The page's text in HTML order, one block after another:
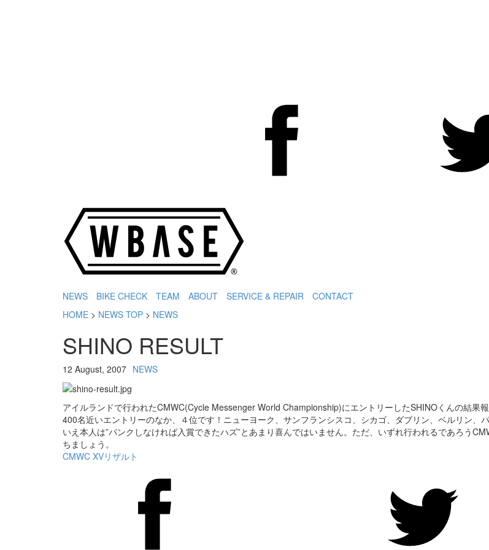
NEWS BIKE CHECK TEAM ABOUT SERVICE & REPAIR CONTACT
HOME > NEWS TOP > NEWS
SHINO RESULT
12 August, 2007 NEWS
アイルランドで行われたCMWC(Cycle Messenger World Championship)にエントリーしたSHINOくんの結果
400名近いエントリーのなか、４位です！ニューヨーク、サンフランシスコ、シカゴ、ダブリン、ベルリン
いえ本人は”パンクしなければ入賞できたハズ”とあまり喜んではいません。ただ、いずれ行われるであろう
ちましょう。
CMWC XVリザルト